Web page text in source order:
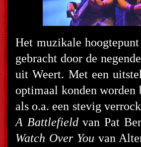
Het muzikale
gebracht door de
uit Weert. Met een
optimaal konden worden
als o.a. een stevig
A Battlefieldvan Pat
Watch Over You van